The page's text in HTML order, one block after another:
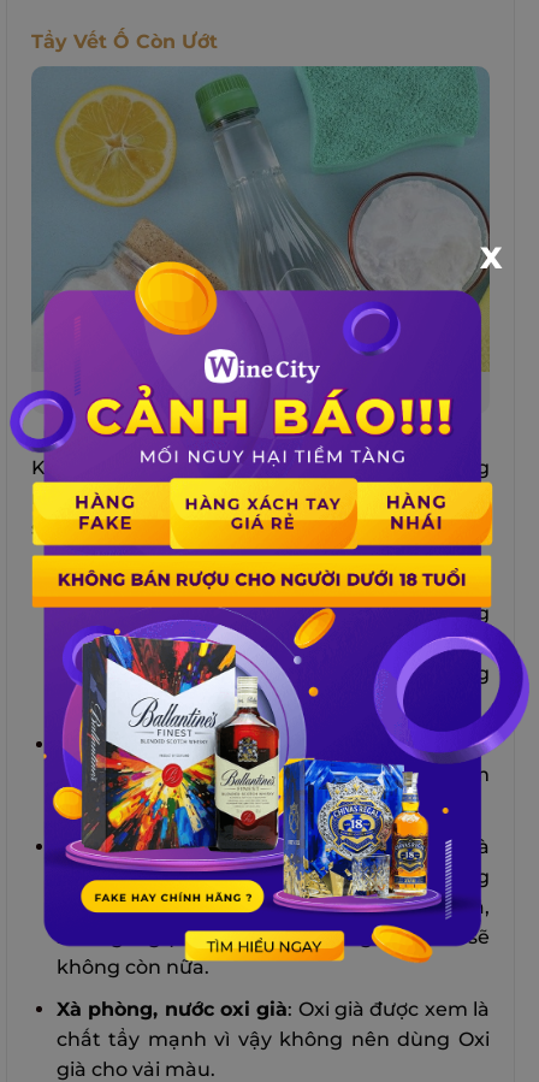
Tẩy Vết Ố Còn Ướt
Vết ố ướt có thể tẩy dễ dàng
Khi vết ố còn ướt thì có thể dễ dàng tẩy chúng
một cách nhanh chóng từ các nguyên liệu có
sẵn trong nhà mà ít ai nghĩ đến như:
Muối ăn: rắc muối lên bề mặt vết rượu vang
vừa mới đổ, điều này sẽ giúp rượu vang
được hút ra và có thể đem giặt dễ dàng, đây
là cách đánh bay vết bẩn nhất thời thông
dụng nhất.
Nước có ga (Soda): chỉ cần đổ trực tiếp
Soda vào vết bẩn thì khi Soda sủi bọt sẽ làm
cho vết bẩn trôi bớt.
Sữa tươi: ít ai biết rằng sữa tươi cũng là
nguyên liệu giúp cho vết bẩn rượu vang
biến mất, chỉ cần ngâm vết ố trong sữa,
sau 1 giò giặt sạch với xà phòng thì vết ố sẽ
không còn nữa.
Xà phòng, nước oxi già: Oxi già được xem là
chất tẩy mạnh vì vậy không nên dùng Oxi
già cho vải màu.
X